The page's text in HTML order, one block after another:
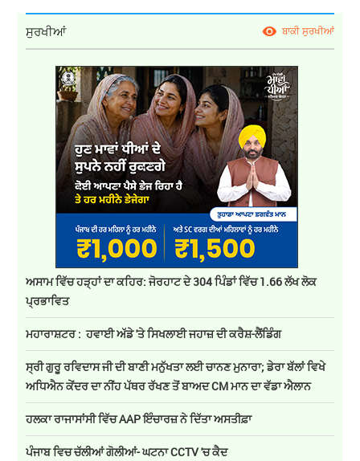
ਸੁਰਖੀਆਂ ਬਾਕੀ ਸੁਰਖੀਆਂ
ਅਸਾਮ ਵਿੱਚ ਹੜ੍ਹਾਂ ਦਾ ਕਹਿਰ: ਜੋਰਹਾਟ ਦੇ 304 ਪਿੰਡਾਂ ਵਿੱਚ 1.66 ਲੱਖ ਲੋਕ
ਪ੍ਰਭਾਵਿਤ
ਮਹਾਰਾਸ਼ਟਰ : ਹਵਾਈ ਅੱਡੇ 'ਤੇ ਸਿਖਲਾਈ ਜਹਾਜ਼ ਦੀ ਕਰੈਸ਼-ਲੈਂਡਿੰਗ
ਸ੍ਰੀ ਗੁਰੂ ਰਵਿਦਾਸ ਜੀ ਦੀ ਬਾਣੀ ਮਨੁੱਖਤਾ ਲਈ ਚਾਨਣ ਮੁਨਾਰਾ; ਡੇਰਾ ਬੱਲਾਂ ਵਿਖੇ
ਅਧਿਐਨ ਕੇਂਦਰ ਦਾ ਨੀਂਹ ਪੱਥਰ ਰੱਖਣ ਤੋਂ ਬਾਅਦ CM ਮਾਨ ਦਾ ਵੱਡਾ ਐਲਾਨ
ਹਲਕਾ ਰਾਜਾਸਾਂਸੀ ਵਿੱਚ AAP ਇੰਚਾਰਜ਼ ਨੇ ਦਿੱਤਾ ਅਸਤੀਫ਼ਾ
ਪੰਜਾਬ ਵਿਚ ਚੱਲੀਆਂ ਗੋਲੀਆਂ- ਘਟਨਾ CCTV 'ਚ ਕੈਦ